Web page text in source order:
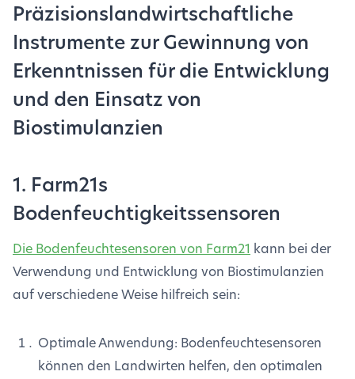
Präzisionslandwirtschaftliche
Instrumente zur Gewinnung von
Erkenntnissen für die Entwicklung
und den Einsatz von
Biostimulanzien
1. Farm21s
Bodenfeuchtigkeitssensoren
Die Bodenfeuchtesensoren von Farm21 kann bei der
Verwendung und Entwicklung von Biostimulanzien
auf verschiedene Weise hilfreich sein:
Optimale Anwendung: Bodenfeuchtesensoren
können den Landwirten helfen, den optimalen